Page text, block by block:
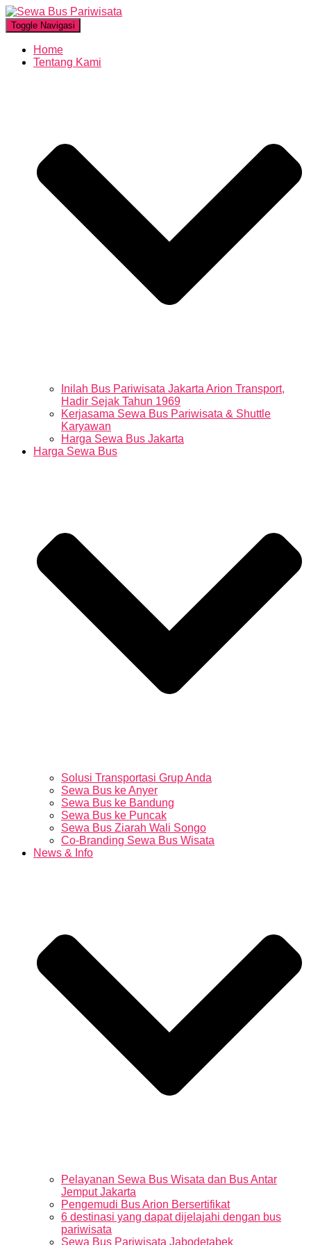
Toggle Navigasi
Home
Tentang Kami
Inilah Bus Pariwisata Jakarta Arion Transport,
Hadir Sejak Tahun 1969
Kerjasama Sewa Bus Pariwisata & Shuttle
Karyawan
Harga Sewa Bus Jakarta
Harga Sewa Bus
Solusi Transportasi Grup Anda
Sewa Bus ke Anyer
Sewa Bus ke Bandung
Sewa Bus ke Puncak
Sewa Bus Ziarah Wali Songo
Co-Branding Sewa Bus Wisata
News & Info
Pelayanan Sewa Bus Wisata dan Bus Antar
Jemput Jakarta
Pengemudi Bus Arion Bersertifikat
6 destinasi yang dapat dijelajahi dengan bus
pariwisata
Sewa Bus Pariwisata Jabodetabek